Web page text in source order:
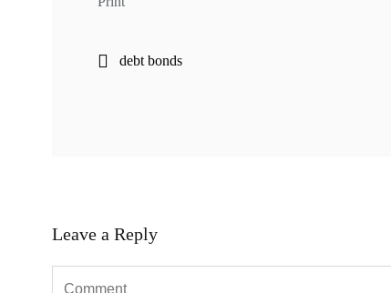
debt bonds
Leave a Reply